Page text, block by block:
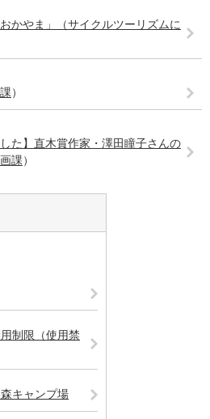
かやま」（サイクルツーリズムに
）
た】直木賞作家・澤田瞳子さんの
課）
制限（使用禁
キャンプ場